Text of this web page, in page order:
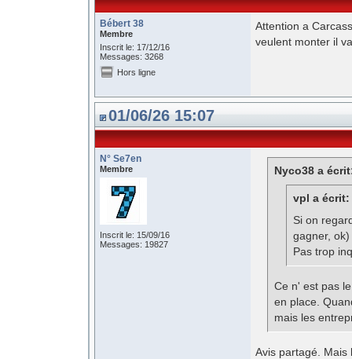
Bébert 38
Membre
Inscrit le: 17/12/16
Messages: 3268
Attention a
veulent monter il
Hors ligne
01/06/26 15:07
N° Se7en
Membre
Inscrit le: 15/09/16
Messages: 19827
Nyco38 a
vpl a écrit:
Si on
gagner,
Pas trop
Ce n' est pas
en place.
mais les
Avis partagé. Mais